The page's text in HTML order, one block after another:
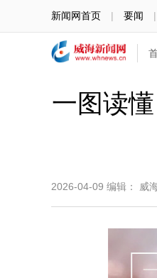
新闻网首页 | 要闻 |
一图读
2026-04-09 编辑： 威